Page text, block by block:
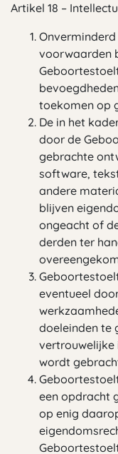
Artikel 18 –
voorwaarden
toekomen op
De in het
door de
gebrachte
software,
andere
blijven
ongeacht of
derden ter
eventueel
doeleinden te
vertrouwelijke
wordt
een opdracht
op enig